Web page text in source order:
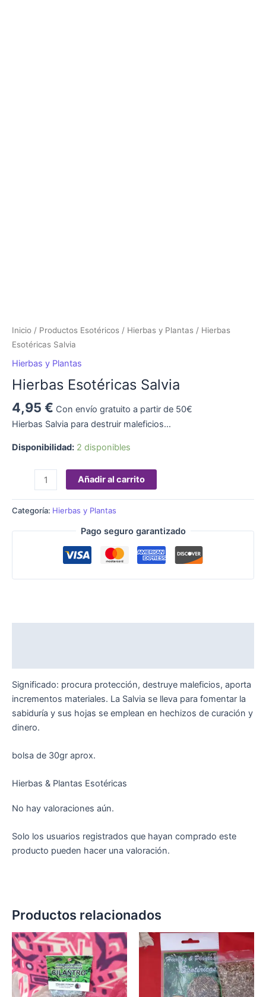
Inicio / Productos Esotéricos / Hierbas y Plantas / Hierbas
Esotéricas Salvia
Hierbas y Plantas
Hierbas Esotéricas Salvia
4,95 € Con envío gratuito a partir de 50€
Hierbas Salvia para destruir maleficios…
Disponibilidad: 2 disponibles
Añadir al carrito
Categoría: Hierbas y Plantas
Pago seguro garantizado
Significado: procura protección, destruye maleficios, aporta
incrementos materiales. La Salvia se lleva para fomentar la
sabiduría y sus hojas se emplean en hechizos de curación y
dinero.
bolsa de 30gr aprox.
Hierbas & Plantas Esotéricas
No hay valoraciones aún.
Solo los usuarios registrados que hayan comprado este
producto pueden hacer una valoración.
Productos relacionados